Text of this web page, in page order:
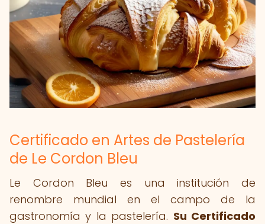
Certificado en Artes de Pastelería
de Le Cordon Bleu
Le Cordon Bleu es una institución de
renombre mundial en el campo de la
gastronomía y la pastelería. Su Certificado